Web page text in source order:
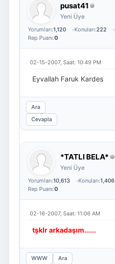
pusat41
Yeni Üye
Yorumları:1,120 Konuları:222
Rep Puanı:0
02-15-2007, Saat: 10:49 PM
Eyvallah Faruk Kardes
Ara
Cevapla
*TATLI BELA*
Yeni Üye
Yorumları:10,613 Konuları:1,406
Rep Puanı:0
02-16-2007, Saat: 11:06 AM
tşklr arkadaşım......
WWW
Ara